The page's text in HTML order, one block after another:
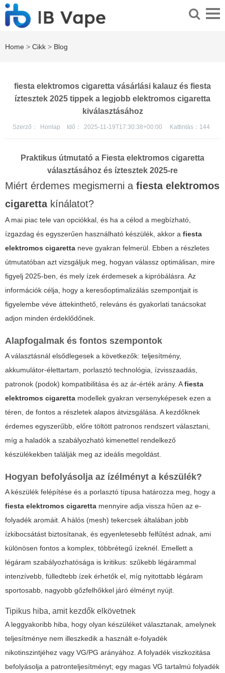
Home > Cikk > Blog
fiesta elektromos cigaretta vásárlási kalauz és fiesta
íztesztek 2025 tippek a legjobb elektromos cigaretta
kiválasztásához
Szerző： Honlap Idő： 2025-11-19T17:30:38+00:00 Kattintás： 144
Praktikus útmutató a Fiesta elektromos cigaretta
választásához és íztesztek 2025-re
Miért érdemes megismerni a fiesta elektromos
cigarettakínálatot?
A mai piac tele van opciókkal, és ha a célod a megbízható,
ízgazdag és egyszerűen használható készülék, akkor a fiesta
elektromos cigaretta neve gyakran felmerül. Ebben a részletes
útmutatóban azt vizsgáljuk meg, hogyan válassz optimálisan, mire
figyelj 2025-ben, és mely ízek érdemesek a kipróbálásra. Az
információk célja, hogy a keresőoptimalizálás szempontjait is
figyelembe véve áttekinthető, releváns és gyakorlati tanácsokat
adjon minden érdeklődőnek.
Alapfogalmak és fontos szempontok
A választásnál elsődlegesek a következők: teljesítmény,
akkumulátor-élettartam, porlasztó technológia, ízvisszaadás,
patronok (podok) kompatibilitása és az ár-érték arány. Afiesta
elektromos cigaretta modellek gyakran versenyképesek ezen a
téren, de fontos a részletek alapos átvizsgálása. A kezdőknek
érdemes egyszerűbb, előre töltött patronos rendszert választani,
míg a haladók a szabályozható kimenettel rendelkező
készülékekben találják meg az ideális megoldást.
Hogyan befolyásolja az ízélményt a készülék?
A készülék felépítése és a porlasztó típusa határozza meg, hogy a
fiesta elektromos cigaretta mennyire adja vissza hűen az e-
folyadék aromáit. A hálós (mesh) tekercsek általában jobb
ízkibocsátást biztosítanak, és egyenletesebb felfűtést adnak, ami
különösen fontos a komplex, többrétegű ízeknél. Emellett a
légáram szabályozhatósága is kritikus: szűkebb légárammal
intenzívebb, fülledtebb ízek érhetők el, míg nyitottabb légáram
sportosabb, nagyobb gőzfelhőkkel járó élményt nyújt.
Tipikus hiba, amit kezdők elkövetnek
A leggyakoribb hiba, hogy olyan készüléket választanak, amelynek
teljesítménye nem illeszkedik a használt e-folyadék
nikotinszintjéhez vagy VG/PG arányához. A folyadék viszkozitása
befolyásolja a patronteljesítményt; egy magas VG tartalmú folyadék